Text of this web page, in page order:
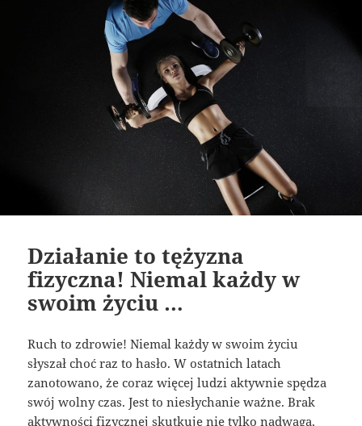
Działanie to tężyzna
fizyczna! Niemal każdy w
swoim życiu …
Ruch to zdrowie! Niemal każdy w swoim życiu
słyszał choć raz to hasło. W ostatnich latach
zanotowano, że coraz więcej ludzi aktywnie spędza
swój wolny czas. Jest to niesłychanie ważne. Brak
aktywności fizycznej skutkuje nie tylko nadwagą,